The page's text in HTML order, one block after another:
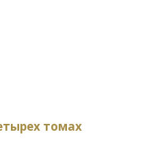
томах